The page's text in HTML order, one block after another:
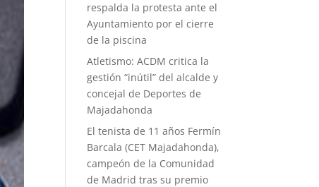
respalda la protesta ante el
Ayuntamiento por el cierre
de la piscina
Atletismo: ACDM critica la
gestión “inútil” del alcalde y
concejal de Deportes de
Majadahonda
El tenista de 11 años Fermín
Barcala (CET Majadahonda),
campeón de la Comunidad
de Madrid tras su premio